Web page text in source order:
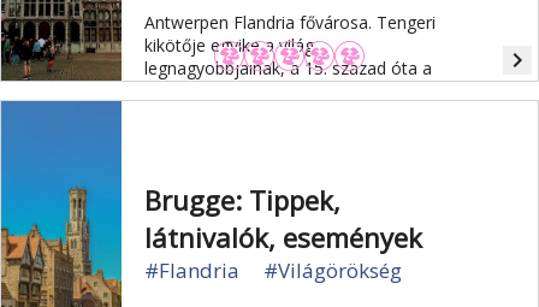
Antwerpen Flandria fővárosa. Tengeri
kikötője egyike a világ
legnagyobbjainak, a 15. század óta a
navigate_next
Brugge: Tippek,
látnivalók, események
#Flandria #Világörökség